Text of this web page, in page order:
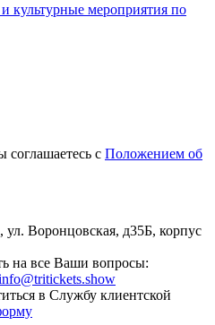
культурные мероприятия по
соглашаетесь с Положением об
ул. Воронцовская, д35Б, корпус
на все Ваши вопросы:
в Службу клиентской